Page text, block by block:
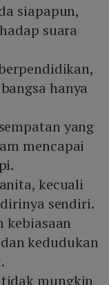
siapapun,
suara
hanya
yang
mencapai
kecuali
sendiri.
kebiasaan
kedudukan
tidak mungkin